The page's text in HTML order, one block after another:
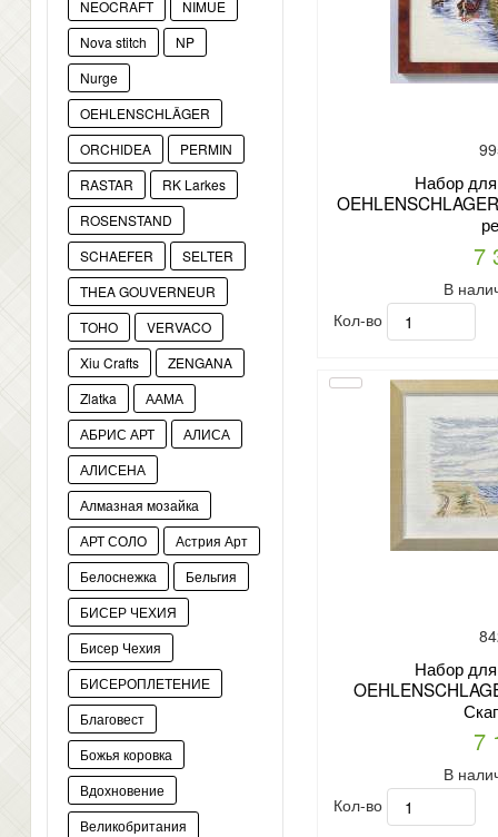
NEOCRAFT
NIMUE
Nova stitch
NP
Nurge
OEHLENSCHLÄGER
ORCHIDEA
PERMIN
RASTAR
RK Larkes
ROSENSTAND
SCHAEFER
SELTER
THEA GOUVERNEUR
TOHO
VERVACO
Xiu Crafts
ZENGANA
Zlatka
ААМА
АБРИС АРТ
АЛИСА
АЛИСЕНА
Алмазная мозайка
АРТ СОЛО
Астрия Арт
Белоснежка
Бельгия
БИСЕР ЧЕХИЯ
Бисер Чехия
БИСЕРОПЛЕТЕНИЕ
Благовест
Божья коровка
Вдохновение
Великобритания
Набор
7
В
Кол-во
Набор
7
В
Кол-во